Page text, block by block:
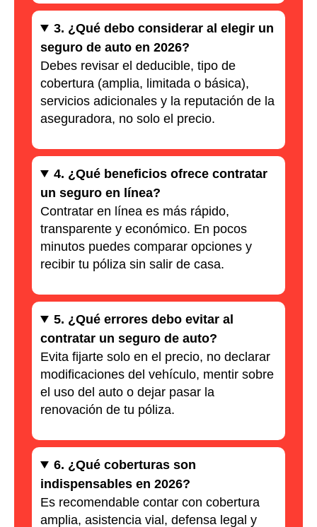
3. ¿Qué debo considerar al elegir un
seguro de auto en 2026?
Debes revisar el deducible, tipo de
cobertura (amplia, limitada o básica),
servicios adicionales y la reputación de la
aseguradora, no solo el precio.
4. ¿Qué beneficios ofrece contratar
un seguro en línea?
Contratar en línea es más rápido,
transparente y económico. En pocos
minutos puedes comparar opciones y
recibir tu póliza sin salir de casa.
5. ¿Qué errores debo evitar al
contratar un seguro de auto?
Evita fijarte solo en el precio, no declarar
modificaciones del vehículo, mentir sobre
el uso del auto o dejar pasar la
renovación de tu póliza.
6. ¿Qué coberturas son
indispensables en 2026?
Es recomendable contar con cobertura
amplia, asistencia vial, defensa legal y